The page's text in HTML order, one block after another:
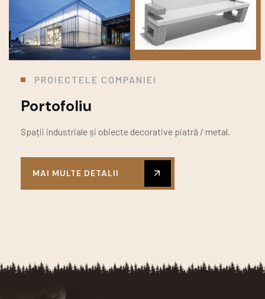
PROIECTELE COMPANIEI
Portofoliu
Spații industriale și obiecte decorative piatră / metal.
MAI MULTE DETALII